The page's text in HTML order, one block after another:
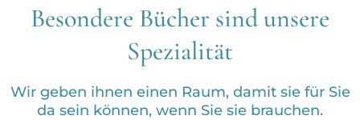
Besondere Bücher sind unsere
Spezialität
Wir geben ihnen einen Raum, damit sie für Sie
da sein können, wenn Sie sie brauchen.